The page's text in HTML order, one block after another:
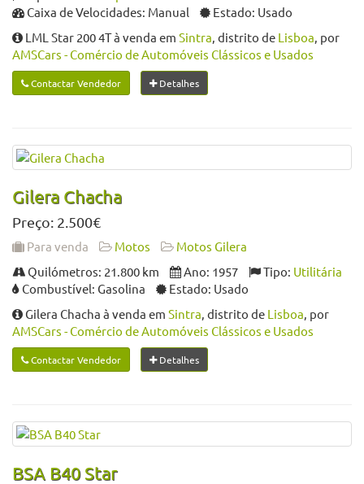
Caixa de Velocidades: Manual
Estado: Usado
LML Star 200 4T à venda em Sintra, distrito de Lisboa, por
AMSCars - Comércio de Automóveis Clássicos e Usados
Contactar Vendedor Detalhes
Gilera Chacha
Preço: 2.500€
Para venda Motos
Motos Gilera
Quilómetros: 21.800 km
Ano: 1957 Tipo: Utilitária
Combustível: Gasolina
Estado: Usado
Gilera Chacha à venda em Sintra, distrito de Lisboa, por
AMSCars - Comércio de Automóveis Clássicos e Usados
Contactar Vendedor Detalhes
BSA B40 Star